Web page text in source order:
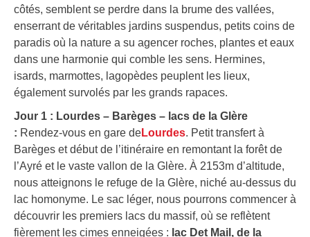
côtés, semblent se perdre dans la brume des vallées,
enserrant de véritables jardins suspendus, petits coins de
paradis où la nature a su agencer roches, plantes et eaux
dans une harmonie qui comble les sens. Hermines,
isards, marmottes, lagopèdes peuplent les lieux,
également survolés par les grands rapaces.
Jour 1 : Lourdes – Barèges – lacs de la Glère
: Rendez-vous en gare deLourdes. Petit transfert à
Barèges et début de l’itinéraire en remontant la forêt de
l’Ayré et le vaste vallon de la Glère. À 2153m d’altitude,
nous atteignons le refuge de la Glère, niché au-dessus du
lac homonyme. Le sac léger, nous pourrons commencer à
découvrir les premiers lacs du massif, où se reflètent
fièrement les cimes enneigées : lac Det Mail, de la